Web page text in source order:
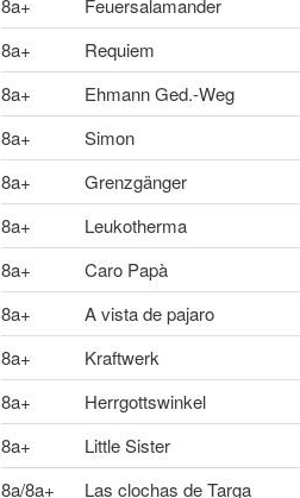
8a+
Feuersalamander
8a+
Requiem
8a+
Ehmann Ged.-Weg
8a+
Simon
8a+
Grenzgänger
8a+
Leukotherma
8a+
Caro Papà
8a+
A vista de pajaro
8a+
Kraftwerk
8a+
Herrgottswinkel
8a+
Little Sister
8a/8a+
Las clochas de Targa